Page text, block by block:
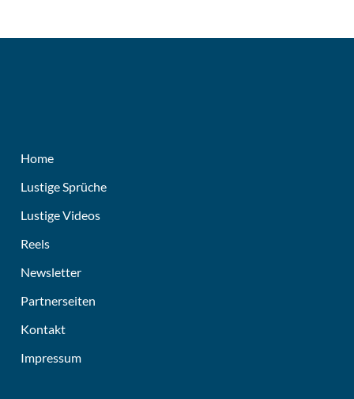
Home
Lustige Sprüche
Lustige Videos
Reels
Newsletter
Partnerseiten
Kontakt
Impressum